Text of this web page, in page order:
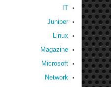
IT
Juniper
Linux
Magazine
Microsoft
Network